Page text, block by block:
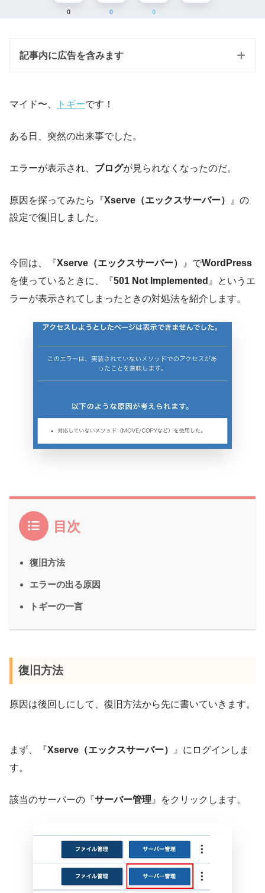
0 0 0
記事内に広告を含みます
マイド〜、 トギーです！
ある日、突然の出来事でした。
エラーが表示され、 ブログが見られなくなったのだ。
原因を探ってみたら『Xserve（エックスサーバー）
』の
設定で復旧しました。
今回は、『Xserve（エックスサーバー） 』でWordPress
を使っているときに、『501 Not Implemented 』というエ
ラーが表示されてしまったときの対処法を紹介します。
目次
復旧方法
エラーの出る原因
トギーの一言
復旧方法
原因は後回しにして、復旧方法から先に書いていきます。
まず、『Xserve（エックスサーバー）
』にログインしま
す。
該当のサーバーの『サーバー管理 』をクリックします。